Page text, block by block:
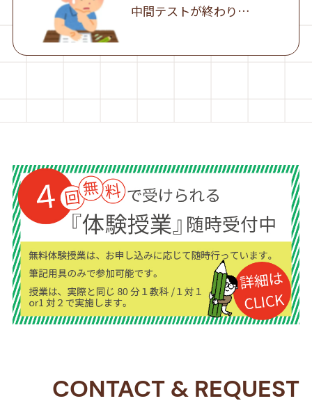
中間テストが終わり…
CONTACT & REQUEST